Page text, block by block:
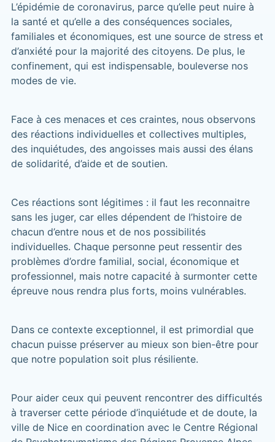
L’épidémie de coronavirus, parce qu’elle peut nuire à
la santé et qu’elle a des conséquences sociales,
familiales et économiques, est une source de stress et
d’anxiété pour la majorité des citoyens. De plus, le
confinement, qui est indispensable, bouleverse nos
modes de vie.
Face à ces menaces et ces craintes, nous observons
des réactions individuelles et collectives multiples,
des inquiétudes, des angoisses mais aussi des élans
de solidarité, d’aide et de soutien.
Ces réactions sont légitimes : il faut les reconnaitre
sans les juger, car elles dépendent de l’histoire de
chacun d’entre nous et de nos possibilités
individuelles. Chaque personne peut ressentir des
problèmes d’ordre familial, social, économique et
professionnel, mais notre capacité à surmonter cette
épreuve nous rendra plus forts, moins vulnérables.
Dans ce contexte exceptionnel, il est primordial que
chacun puisse préserver au mieux son bien-être pour
que notre population soit plus résiliente.
Pour aider ceux qui peuvent rencontrer des difficultés
à traverser cette période d’inquiétude et de doute, la
ville de Nice en coordination avec le Centre Régional